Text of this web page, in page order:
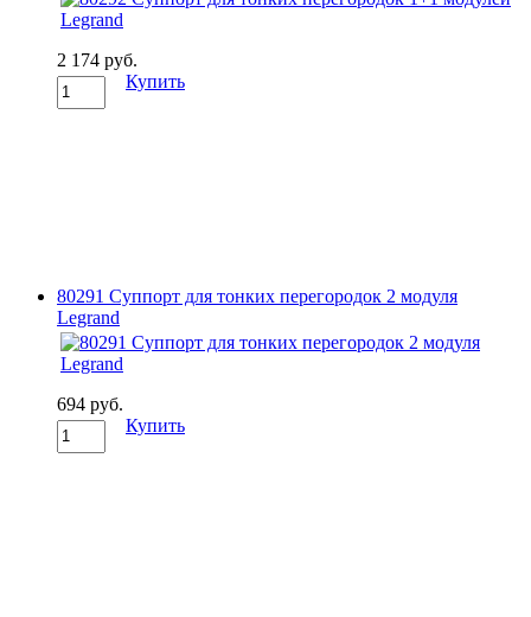
2 174 руб.
Купить
80291 Суппорт для тонких перегородок 2 модуля
Legrand
694 руб.
Купить